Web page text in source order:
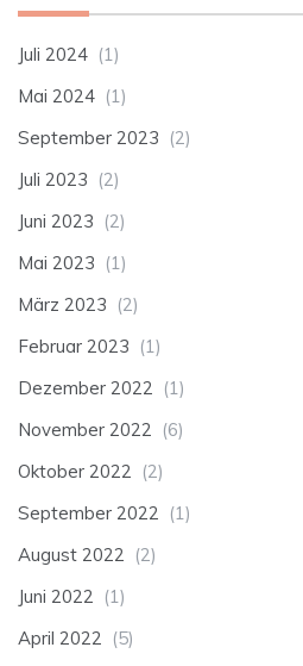
Juli 2024 (1)
Mai 2024 (1)
September 2023 (2)
Juli 2023 (2)
Juni 2023 (2)
Mai 2023 (1)
März 2023 (2)
Februar 2023 (1)
Dezember 2022 (1)
November 2022 (6)
Oktober 2022 (2)
September 2022 (1)
August 2022 (2)
Juni 2022 (1)
April 2022 (5)